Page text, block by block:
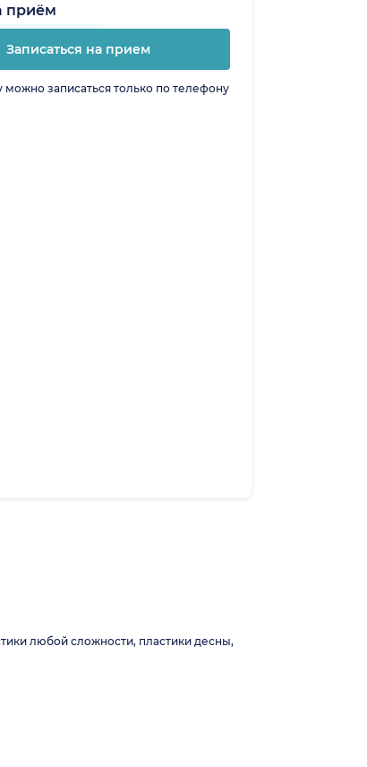
приём
Записаться на прием
можно записаться только по телефону
любой сложности, пластики десны,